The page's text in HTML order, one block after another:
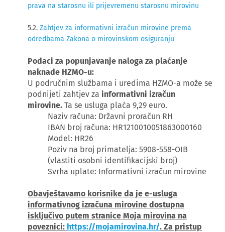
prava na starosnu ili prijevremenu starosnu mirovinu
5.2. Zahtjev za informativni izračun mirovine prema
odredbama Zakona o mirovinskom osiguranju
Podaci za popunjavanje naloga za plaćanje
naknade HZMO-u:
U područnim službama i uredima HZMO-a može se
podnijeti zahtjev za informativni izračun
mirovine. Ta se usluga plaća 9,29 euro.
Naziv računa: Državni proračun RH
IBAN broj računa: HR1210010051863000160
Model: HR26
Poziv na broj primatelja: 5908-558-OIB
(vlastiti osobni identifikacijski broj)
Svrha uplate: Informativni izračun mirovine
Obavještavamo korisnike da je e-usluga
informativnog izračuna mirovine dostupna
isključivo putem stranice Moja mirovina na
poveznici: https://mojamirovina.hr/. Za pristup